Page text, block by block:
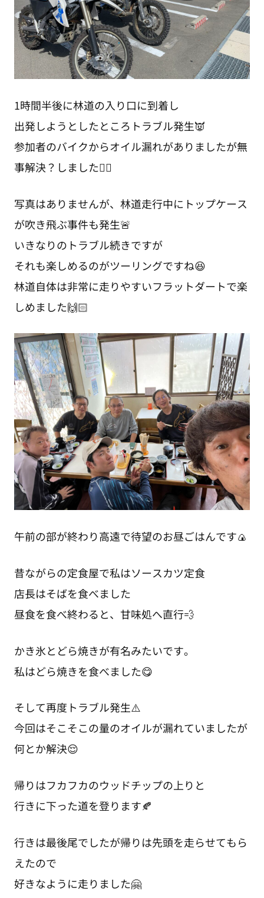
1時間半後に林道の入り口に到着し
出発しようとしたところトラブル発生👿
参加者のバイクからオイル漏れがありましたが無
事解決？しました😮‍💨
写真はありませんが、林道走行中にトップケース
が吹き飛ぶ事件も発生🚨
いきなりのトラブル続きですが
それも楽しめるのがツーリングですね😆
林道自体は非常に走りやすいフラットダートで楽
しめました🙌🏻
午前の部が終わり高遠で待望のお昼ごはんです🍙
昔ながらの定食屋で私はソースカツ定食
店長はそばを食べました
昼食を食べ終わると、甘味処へ直行💨
かき氷とどら焼きが有名みたいです。
私はどら焼きを食べました😋
そして再度トラブル発生⚠️
今回はそこそこの量のオイルが漏れていましたが
何とか解決😌
帰りはフカフカのウッドチップの上りと
行きに下った道を登ります🍂
行きは最後尾でしたが帰りは先頭を走らせてもら
えたので
好きなように走りました🤗